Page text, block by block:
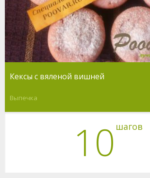
Кексы с вяленой вишней
Выпечка
10 шагов